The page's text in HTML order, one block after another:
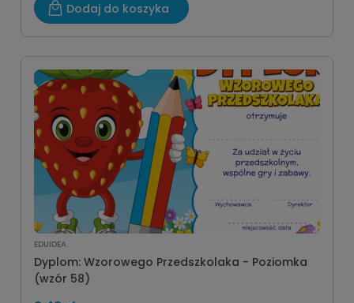
Dodaj do koszyka
EDUIDEA
Dyplom: Wzorowego Przedszkolaka - Poziomka
(wzór 58)